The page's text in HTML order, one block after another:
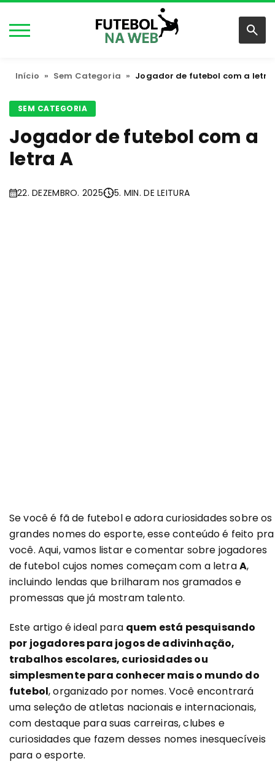
Início » Sem Categoria » Jogador de futebol com a letra
SEM CATEGORIA
Jogador de futebol com a
letra A
22. DEZEMBRO. 2025 5. MIN. DE LEITURA
Se você é fã de futebol e adora curiosidades sobre os
grandes nomes do esporte, esse conteúdo é feito pra
você. Aqui, vamos listar e comentar sobre jogadores
de futebol cujos nomes começam com a letraA,
incluindo lendas que brilharam nos gramados e
promessas que já mostram talento.
Este artigo é ideal para quem está pesquisando
por jogadores para jogos de adivinhação,
trabalhos escolares, curiosidades ou
simplesmente para conhecer mais o mundo do
futebol, organizado por nomes. Você encontrará
uma seleção de atletas nacionais e internacionais,
com destaque para suas carreiras, clubes e
curiosidades que fazem desses nomes inesquecíveis
para o esporte.